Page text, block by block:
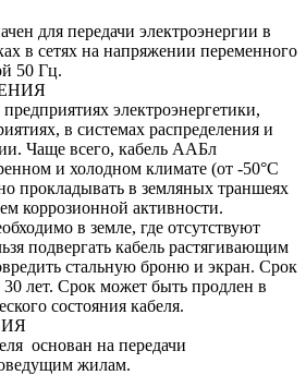
для передачи электроэнергии в
в сетях на напряжении переменного
50 Гц.
электроэнергетики,
в системах распределения и
Чаще всего, кабель ААБл
и холодном климате (от -50°С
прокладывать в земляных траншеях
коррозионной активности.
в земле, где отсутствуют
подвергать кабель растягивающим
стальную броню и экран. Срок
лет. Срок может быть продлен в
состояния кабеля.
основан на передачи
жилам.